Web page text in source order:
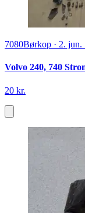
7080Børkop · 2. jun.
Volvo 240, 740
20 kr.